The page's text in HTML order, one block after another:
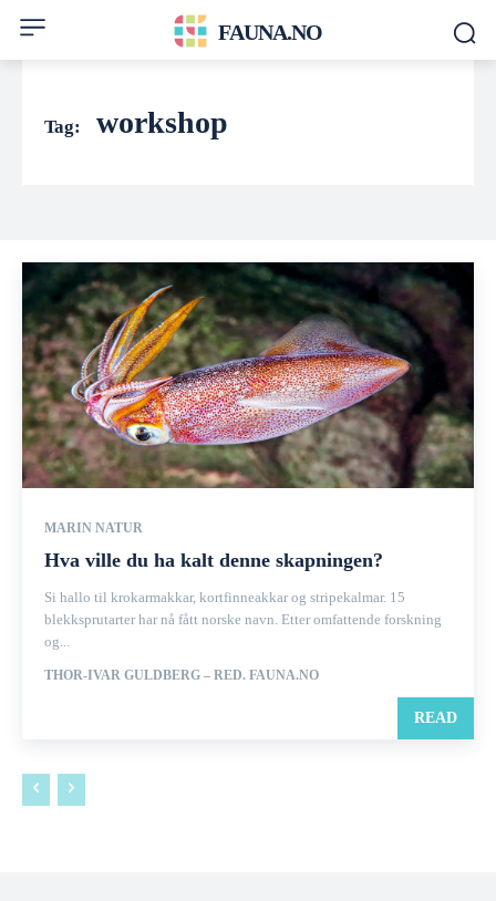
FAUNA.NO
Tag: workshop
MARIN NATUR
Hva ville du ha kalt denne skapningen?
Si hallo til krokarmakkar, kortfinneakkar og stripekalmar. 15
blekksprutarter har nå fått norske navn. Etter omfattende forskning
og...
THOR-IVAR GULDBERG – RED. FAUNA.NO
READ